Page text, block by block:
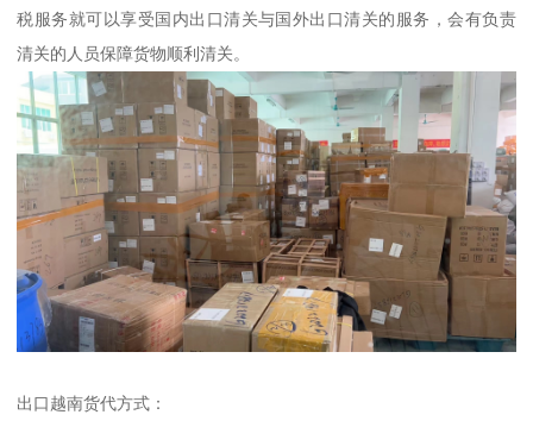
税服务就可以享受国内出口清关与国外出口清关的服务，会有负责
清关的人员保障货物顺利清关。
出口越南货代方式：